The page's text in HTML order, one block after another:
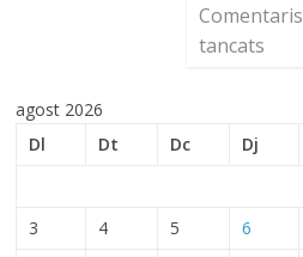
Comentaris
tancats
agost 2026
Dl
Dt Dc Dj
3
4 5 6